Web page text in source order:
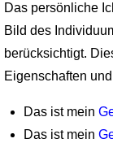
Das persönliche
Bild des
berücksichtigt.
Eigenschaften
Das ist mein
Das ist mein